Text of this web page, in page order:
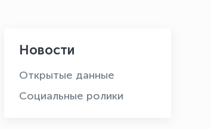
Новости
Открытые данные
Социальные ролики